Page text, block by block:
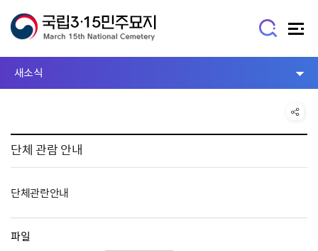
새소식
단체 관람 안내
단체관란안내
파일